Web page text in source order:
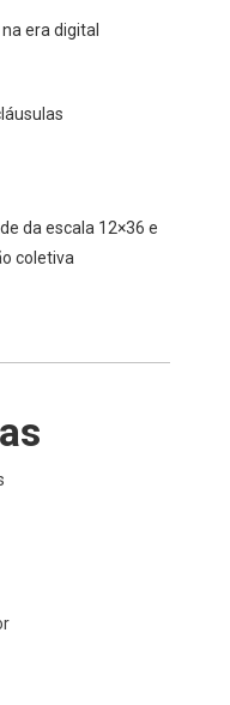
era digital
da escala 12×36 e
coletiva